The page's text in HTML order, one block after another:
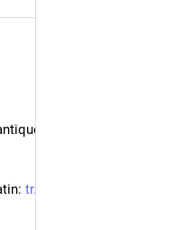
débute le 1er juin...
tr.ee/KMQhRa4evU